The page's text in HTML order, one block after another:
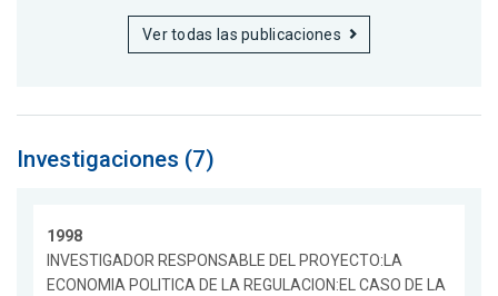
Ver todas las publicaciones
Investigaciones (7)
1998
INVESTIGADOR RESPONSABLE DEL PROYECTO:LA
ECONOMIA POLITICA DE LA REGULACION:EL CASO DE LA